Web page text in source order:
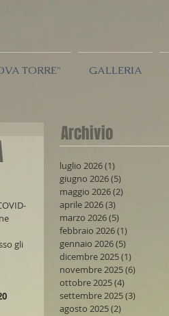
TORRE" GALLERIA
gli
Archivio
luglio 2026(1)
giugno 2026(5)
maggio 2026(2)
aprile 2026(3)
marzo 2026(5)
febbraio 2026(1)
gennaio 2026(5)
dicembre 2025(1)
novembre 2025(6)
ottobre 2025(4)
settembre 2025(3)
agosto 2025(2)